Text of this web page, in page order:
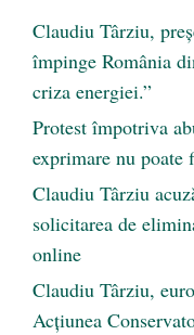
Claudiu Târziu,
împinge România
criza energiei.”
Protest împotriva
exprimare nu poate
Claudiu Târziu
solicitarea de
online
Claudiu Târziu,
Acțiunea